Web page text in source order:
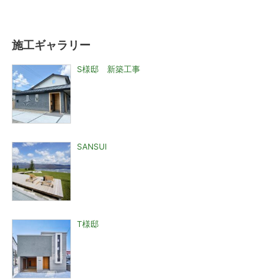
施工ギャラリー
S様邸 新築工事
SANSUI
T様邸